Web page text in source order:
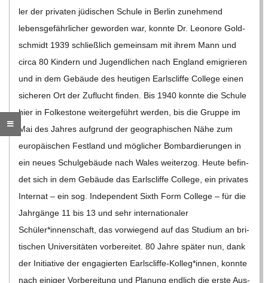
G
O
L
D
S
C
H
M
ler der pri­va­ten jüdi­schen Schule in Ber­lin zuneh­mend
lebens­ge­fähr­li­cher gewor­den war, konnte Dr. Leo­nore Gold­
schmidt 1939 schließ­lich gemein­sam mit ihrem Mann und
circa 80 Kin­dern und Jugend­li­chen nach Eng­land emi­grie­ren
und in dem Gebäude des heu­ti­gen Earls­cliffe Col­lege einen
siche­ren Ort der Zuflucht fin­den. Bis 1940 konnte die Schule
hier in Fol­kes­tone wei­ter­ge­führt wer­den, bis die Gruppe im
Mai des Jah­res auf­grund der geo­gra­phi­schen Nähe zum
euro­päi­schen Fest­land und mög­li­cher Bom­bar­die­run­gen in
ein neues Schul­ge­bäude nach Wales wei­ter­zog. Heute befin­
det sich in dem Gebäude das Earls­cliffe Col­lege, ein pri­va­tes
Inter­nat – ein sog. Inde­pen­dent Sixth Form Col­lege – für die
Jahr­gänge 11 bis 13 und sehr inter­na­tio­na­ler
Schüler*innenschaft, das vor­wie­gend auf das Stu­dium an bri­
ti­schen Uni­ver­si­tä­ten vor­be­rei­tet. 80 Jahre spä­ter nun, dank
der Initia­tive der enga­gier­ten Earlscliffe-Kolleg*innen, konnte
nach eini­ger Vor­be­rei­tung und Pla­nung end­lich die erste Aus­